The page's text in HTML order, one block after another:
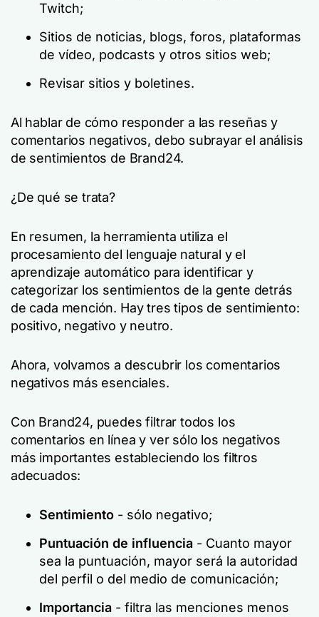
Twitch;
Sitios de noticias, blogs, foros, plataformas
de vídeo, podcasts y otros sitios web;
Revisar sitios y boletines.
Al hablar de cómo responder a las reseñas y
comentarios negativos, debo subrayar el análisis
de sentimientos de Brand24.
¿De qué se trata?
En resumen, la herramienta utiliza el
procesamiento del lenguaje natural y el
aprendizaje automático para identificar y
categorizar los sentimientos de la gente detrás
de cada mención. Hay tres tipos de sentimiento:
positivo, negativo y neutro.
Ahora, volvamos a descubrir los comentarios
negativos más esenciales.
Con Brand24, puedes filtrar todos los
comentarios en línea y ver sólo los negativos
más importantes estableciendo los filtros
adecuados:
Sentimiento - sólo negativo;
Puntuación de influencia - Cuanto mayor
sea la puntuación, mayor será la autoridad
del perfil o del medio de comunicación;
Importancia - filtra las menciones menos